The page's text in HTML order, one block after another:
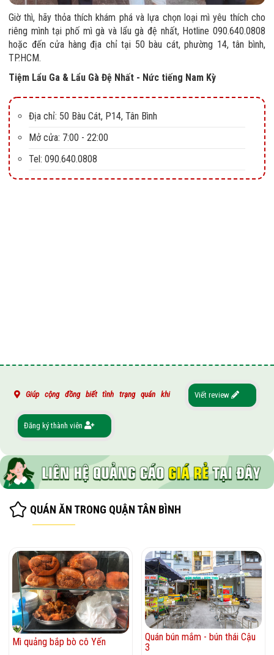
Giờ thì, hãy thỏa thích khám phá và lựa chọn loại mì yêu thích cho
riêng mình tại phố mì gà và lẩu gà đệ nhất, Hotline 090.640.0808
hoặc đến cửa hàng địa chỉ tại 50 bàu cát, phường 14, tân bình,
TP.HCM.
Tiệm Lẩu Ga & Lẩu Gà Đệ Nhất - Nức tiếng Nam Kỳ
Địa chỉ: 50 Bàu Cát, P14, Tân Bình
Mở cửa: 7:00 - 22:00
Tel: 090.640.0808
Giúp cộng đồng biết tình trạng quán khi Viết review
Đăng ký thành viên
QUÁN ĂN TRONG QUẬN TÂN BÌNH
Mì quảng bắp bò cô Yến
Quán bún mắm - bún thái Cậu
3